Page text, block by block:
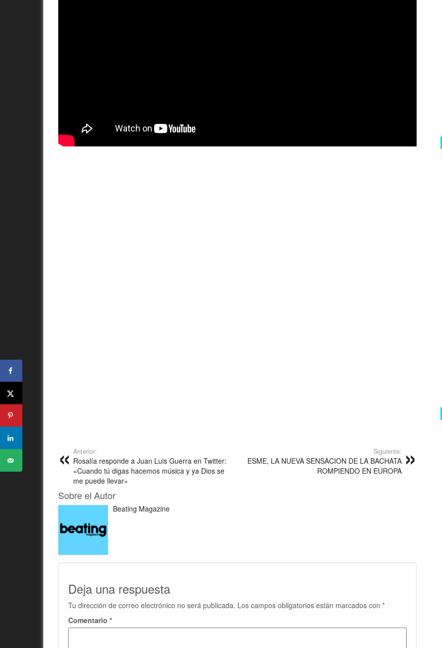
Anterior:
Rosalía responde a Juan Luis Guerra en Twitter:
«Cuando tú digas hacemos música y ya Dios se
me puede llevar»
Siguiente:
ESME, LA NUEVA SENSACION DE LA BACHATA
ROMPIENDO EN EUROPA
Sobre el Autor
Beating Magazine
Deja una respuesta
Tu dirección de correo electrónico no será publicada. Los campos obligatorios están marcados con *
Comentario *